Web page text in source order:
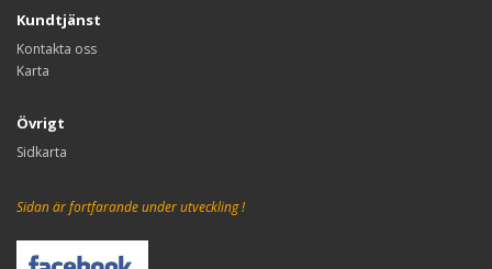
Kundtjänst
Kontakta oss
Karta
Övrigt
Sidkarta
Sidan är fortfarande under utveckling !